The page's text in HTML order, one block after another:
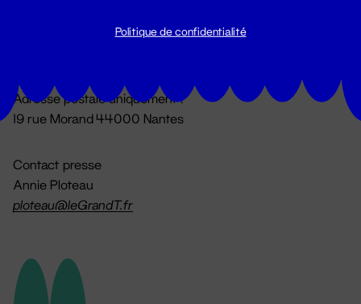
Du lundi au vendredi 14h → 18h
Adresse postale uniquement :
19 rue Morand 44000 Nantes
Contact presse
Annie Ploteau
ploteau@leGrandT.fr
Politique de confidentialité